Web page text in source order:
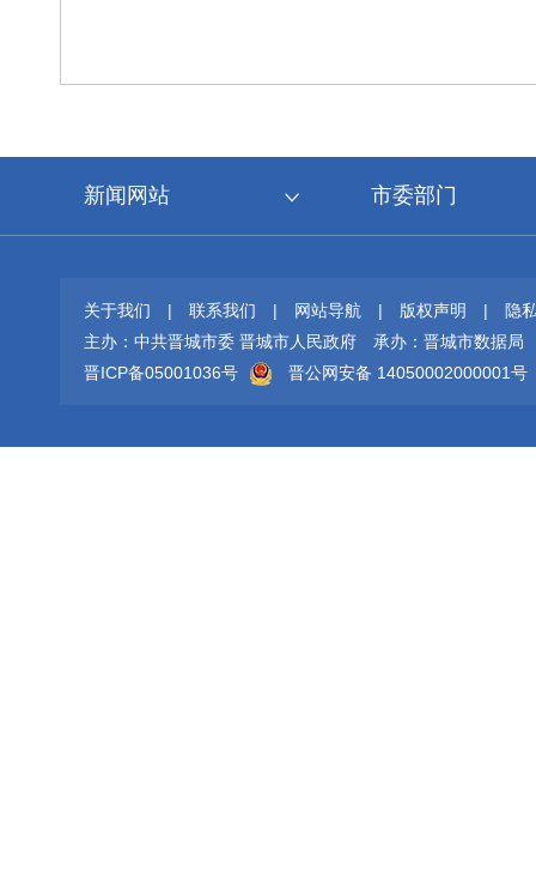
新闻网站 市委部门
关于我们 | 联系我们 | 网站导航 | 版权声明 |
隐
主办：中共晋城市委 晋城市人民政府
承办：晋城市数据局
晋ICP备05001036号
晋公网安备 14050002000001号